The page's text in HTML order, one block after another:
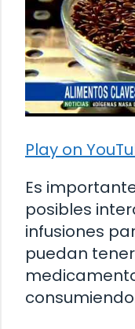
Play on
Es
posibles
infusiones
puedan